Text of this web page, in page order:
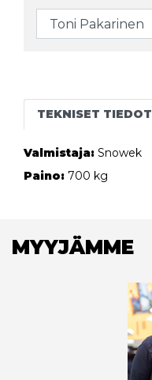
TEKNISET TIEDOT
Valmistaja: Snowek
Paino: 700 kg
MYYJÄMME